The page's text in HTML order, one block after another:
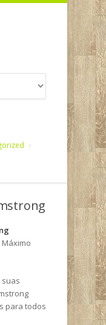
para todos